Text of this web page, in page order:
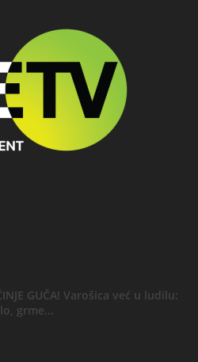
GUČA! Varošica već u ludilu:
grme...